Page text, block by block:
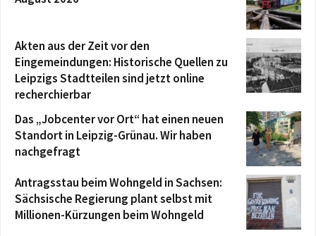
Akten aus der Zeit vor den
Eingemeindungen: Historische Quellen zu
Leipzigs Stadtteilen sind jetzt online
recherchierbar
Das „Jobcenter vor Ort“ hat einen neuen
Standort in Leipzig-Grünau. Wir haben
nachgefragt
Antragsstau beim Wohngeld in Sachsen:
Sächsische Regierung plant selbst mit
Millionen-Kürzungen beim Wohngeld